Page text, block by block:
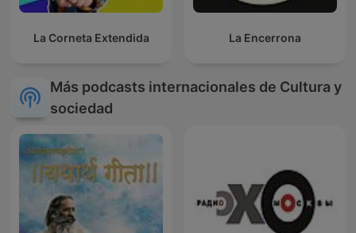
La Corneta Extendida La Encerrona
Más podcasts internacionales de Cultura y
sociedad